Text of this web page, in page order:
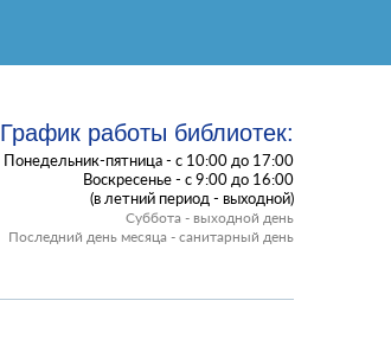
График работы библиотек:
Понедельник-пятница - с 10:00 до 17:00
Воскресенье - с 9:00 до 16:00
(в летний период - выходной)
Суббота - выходной день
Последний день месяца - санитарный день